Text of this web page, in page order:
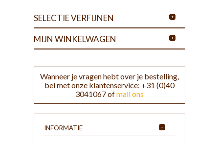
SELECTIE VERFIJNEN
MIJN WINKELWAGEN
Wanneer je vragen hebt over je bestelling,
bel met onze klantenservice: +31 (0)40
3041067 ofmail ons
INFORMATIE